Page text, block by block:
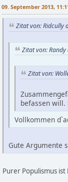
09. September 2013,
Zitat von: Ridcully
Zitat von:
Zitat von:
befassen
Vollkommen
Gute Argumente
Purer Populismus ist